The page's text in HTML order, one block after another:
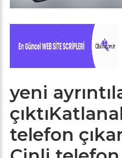
yeni
telefon